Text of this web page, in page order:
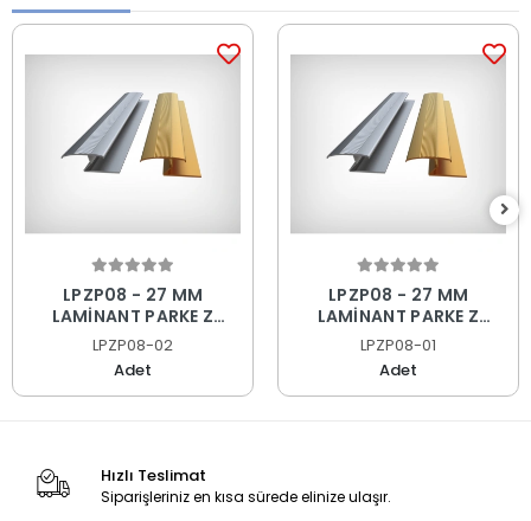
LPZP08 - 27 MM
LAMİNANT PARKE Z
PROFİLİ SARI ELOKSAL
270 CM
LPZP08-02
Adet
LPZP08 - 27 MM
LAMİNANT PARKE Z
PROFİLİ MAT ELOKSAL
270 CM
LPZP08-01
Adet
Hızlı Teslimat
Siparişleriniz en kısa sürede elinize ulaşır.